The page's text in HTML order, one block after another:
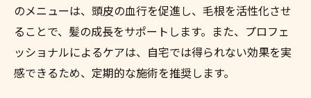
のメニューは、頭皮の血行を促進し、毛根を活性化させ
ることで、髪の成長をサポートします。また、プロフェ
ッショナルによるケアは、自宅では得られない効果を実
感できるため、定期的な施術を推奨します。